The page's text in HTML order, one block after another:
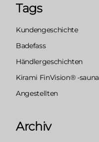
Tags
Kundengeschichte
Badefass
Händlergeschichten
Kirami FinVision® -sauna
Angestellten
Archiv